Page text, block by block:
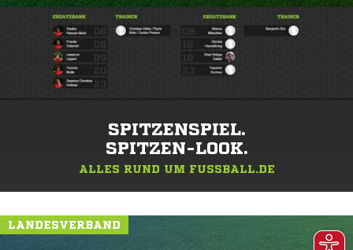
SPITZENSPIEL.
SPITZEN-LOOK.
ALLES RUND UM FUSSBALL.DE
LANDESVERBAND